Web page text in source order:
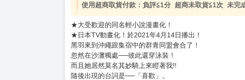
使用超商取貨付款：負評≦1分 超商未取貨≦1次 未完
★大受歡迎的同名輕小說漫畫化！
★日本TV動畫化！於2021年4月14日播出！
黑羽來到沖繩跟集宿中的群青同盟會合了！
忽然在沙灘獨處──彼此還穿泳裝！
而且她居然莫名其妙騎上來瞪著我!!
隨後出現的台詞是──「喜歡」。